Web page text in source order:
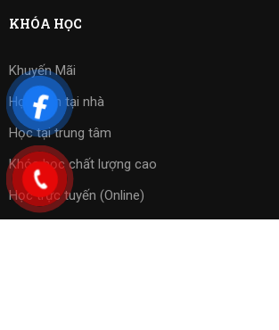
KHÓA HỌC
Khuyến Mãi
Học kèm tại nhà
Học tại trung tâm
Khóa học chất lượng cao
Học trực tuyến (Online)